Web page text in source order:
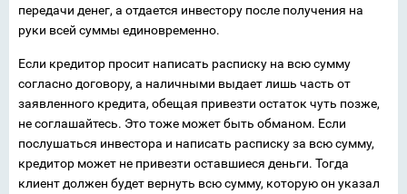
передачи денег, а отдается инвестору после получения на
руки всей суммы единовременно.
Если кредитор просит написать расписку на всю сумму
согласно договору, а наличными выдает лишь часть от
заявленного кредита, обещая привезти остаток чуть позже,
не соглашайтесь. Это тоже может быть обманом. Если
послушаться инвестора и написать расписку за всю сумму,
кредитор может не привезти оставшиеся деньги. Тогда
клиент должен будет вернуть всю сумму, которую он указал